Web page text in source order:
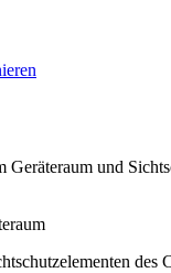
des